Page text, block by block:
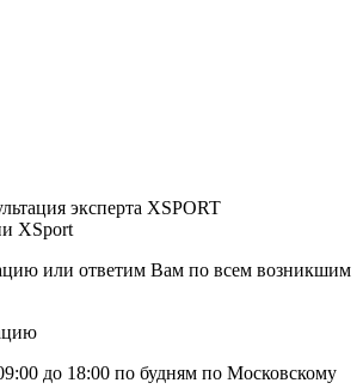
эксперта XSPORT
или ответим Вам по всем возникшим
до 18:00 по будням по Московcкому